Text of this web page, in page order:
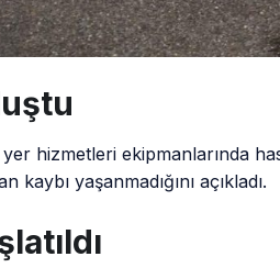
hizmetleri ekipmanlarında
kaybı yaşanmadığını açıkladı.